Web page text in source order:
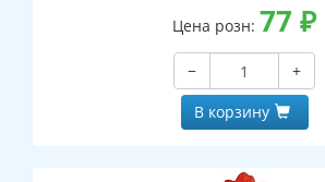
Цена розн: 77 ₽
−
+
В корзину